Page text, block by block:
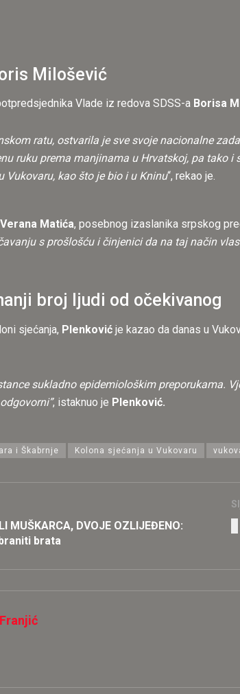
Milošević
Vlade iz redova SDSS-a Borisa
ratu, ostvarila je sve svoje nacionalne
ruku prema manjinama u Hrvatskoj, pa tako
Vukovaru, kao što je bio i u Kninu“, rekao je.
Verana Matića, posebnog izaslanika srpskog
s prošlošću i činjenici da na taj način
broj ljudi od očekivanog
sjećanja, Plenković je kazao da danas u
sukladno epidemiološkim preporukama.
, istaknuo je Plenković.
i Škabrnje Kolona sjećanja u Vukovaru
MUŠKARCA, DVOJE OZLIJEĐENO:
brata